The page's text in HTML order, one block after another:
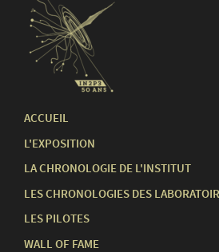
ACCUEIL
L'EXPOSITION
LA CHRONOLOGIE DE L'INSTITUT
LES CHRONOLOGIES DES
LES PILOTES
WALL OF FAME